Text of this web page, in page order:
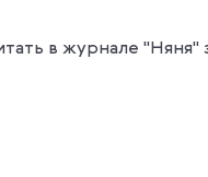
в журнале "Няня"